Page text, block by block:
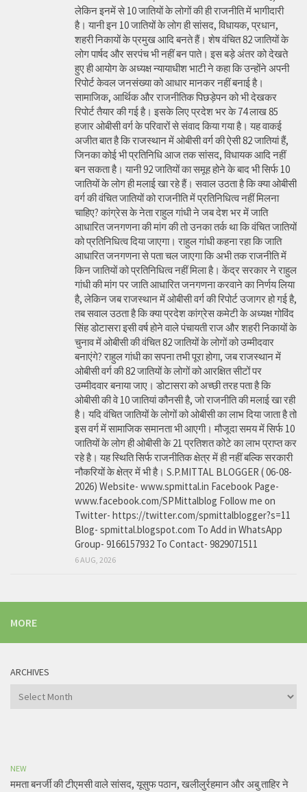
लेकिन इनमें से 10 जातियों के लोगों की ही राजनीति में भागीदारी
है। यानी इन 10 जातियों के लोग ही सांसद, विधायक, प्रधान,
शहरी निकायों के प्रमुख आदि बनते हैं। शेष वंचित 82 जातियों के
लोग पार्षद और सरपंच भी नहीं बन पाते। इस बड़े अंतर को देखते
हुए ही आयोग के अध्यक्ष न्यायाधीश भाटी ने कहा कि उन्होंने अपनी
रिपोर्ट केवल जनसंख्या को आधार मानकर नहीं बनाई है।
सामाजिक, आर्थिक और राजनीतिक पिछड़ेपन को भी देखकर
रिपोर्ट तैयार की गई है। इसके लिए प्रदेश भर के 74 लाख 85
हजार ओबीसी वर्ग के परिवारों से संवाद किया गया है। यह वाकई
अजीत बात है कि राजस्थान में ओबीसी वर्ग की ऐसी 82 जातियां हैं,
जिनका कोई भी प्रतिनिधि आज तक सांसद, विधायक आदि नहीं
बन सकता है। यानी 92 जातियों का समूह होने के बाद भी सिर्फ 10
जातियों के लोग ही मलाई खा रहे हैं। सवाल उठता है कि क्या ओबीसी
वर्ग की वंचित जातियों को राजनीति में प्रतिनिधित्व नहीं मिलना
चाहिए? कांग्रेस के नेता राहुल गांधी ने जब देश भर में जाति
आधारित जनगणना की मांग की तो उनका तर्क था कि वंचित जातियों
को प्रतिनिधित्व दिया जाएगा। राहुल गांधी कहना रहा कि जाति
आधारित जनगणना से पता चल जाएगा कि अभी तक राजनीति में
किन जातियों को प्रतिनिधित्व नहीं मिला है। केंद्र सरकार ने राहुल
गांधी की मांग पर जाति आधारित जनगणना करवाने का निर्णय लिया
है, लेकिन जब राजस्थान में ओबीसी वर्ग की रिपोर्ट उजागर हो गई है,
तब सवाल उठता है कि क्या प्रदेश कांग्रेस कमेटी के अध्यक्ष गोविंद
सिंह डोटासरा इसी वर्ष होने वाले पंचायती राज और शहरी निकायों के
चुनाव में ओबीसी की वंचित 82 जातियों के लोगों को उम्मीदवार
बनाएंगे? राहुल गांधी का सपना तभी पूरा होगा, जब राजस्थान में
ओबीसी वर्ग की 82 जातियों के लोगों को आरक्षित सीटों पर
उम्मीदवार बनाया जाए। डोटासरा को अच्छी तरह पता है कि
ओबीसी की वे 10 जातियां कौनसी है, जो राजनीति की मलाई खा रही
है। यदि वंचित जातियों के लोगों को ओबीसी का लाभ दिया जाता है तो
इस वर्ग में सामाजिक समानता भी आएगी। मौजूदा समय में सिर्फ 10
जातियों के लोग ही ओबीसी के 21 प्रतिशत कोटे का लाभ प्राप्त कर
रहे है। यह स्थिति सिर्फ राजनीतिक क्षेत्र में ही नहीं बल्कि सरकारी
नौकरियों के क्षेत्र में भी है। S.P.MITTAL BLOGGER ( 06-08-
2026) Website- www.spmittal.in Facebook Page-
www.facebook.com/SPMittalblog Follow me on
Twitter- https://twitter.com/spmittalblogger?s=11
Blog- spmittal.blogspot.com To Add in WhatsApp
Group- 9166157932 To Contact- 9829071511
6 AUG, 2026
MORE
ARCHIVES
Archives
NEW
ममता बनर्जी की टीएमसी वाले सांसद, यूसुफ पठान, खलीलुर्रहमान और अबु ताहिर ने